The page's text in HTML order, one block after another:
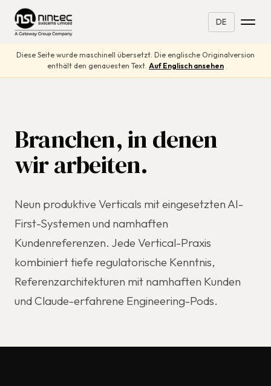
DE
Diese Seite wurde maschinell übersetzt. Die englische Originalversion
enthält den genauesten Text. Auf Englisch ansehen
Branchen, in denen
wir arbeiten.
Neun produktive Verticals mit eingesetzten AI-
First-Systemen und namhaften
Kundenreferenzen. Jede Vertical-Praxis
kombiniert tiefe regulatorische Kenntnis,
Referenzarchitekturen mit namhaften Kunden
und Claude-erfahrene Engineering-Pods.